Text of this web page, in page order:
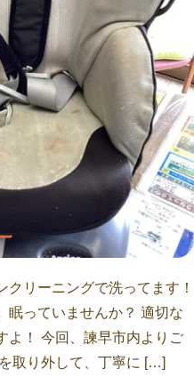
リーニングで洗ってます！
眠っていませんか？ 適切な
よ！ 今回、諫早市内よりご
取り外して、丁寧に […]